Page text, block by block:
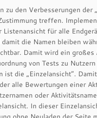
zu den Verbesserungen der „
treffen.
Listenansicht für alle
die Namen bleiben
Damit wird ein großes
von Tests zu
ist die „Einzelansicht“.
alle Bewertungen einer
oder
In dieser